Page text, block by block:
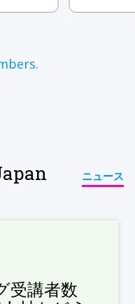
ニュース
受講者数